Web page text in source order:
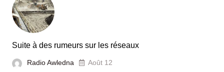
Suite à des rumeurs sur les réseaux
Radio Awledna Août 12